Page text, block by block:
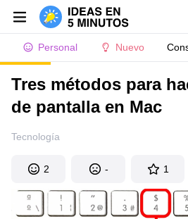
Personal Nuevo
Tres métodos para
de pantalla en Mac
Tecnología
2 - 1